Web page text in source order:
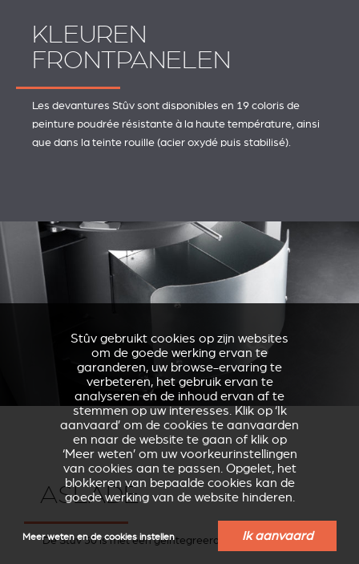
KLEUREN
FRONTPANELEN
Les devantures Stûv sont disponibles en 19 coloris de
peinture poudrée résistante à la haute température, ainsi
que dans la teinte rouille (acier oxydé puis stabilisé).
ASLADE
De Stûv 30 is met een geïntegreerde aslade uitgerust.
Stûv gebruikt cookies op zijn websites
om de goede werking ervan te
garanderen, uw browse-ervaring te
verbeteren, het gebruik ervan te
analyseren en de inhoud ervan af te
stemmen op uw interesses. Klik op ‘Ik
aanvaard’ om de cookies te aanvaarden
en naar de website te gaan of klik op
‘Meer weten’ om uw voorkeurinstellingen
van cookies aan te passen. Opgelet, het
blokkeren van bepaalde cookies kan de
goede werking van de website hinderen.
Meer weten en de cookies instellen Ik aanvaard